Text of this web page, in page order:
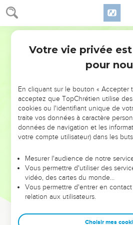
NE MANQUEZ PAS
DE
ET SI LEURS ERREURS
VOTRES ?
leur foi ou leur vision. Mais on voit
et les saisons difficiles qu'ils ont
sont elles qui les ont
Dans cette conférence, leaders,
clés pour avancer avec plus de
Votre vie privée
pour
En cliquant sur le bouton « Accepter
acceptez que TopChrétien utilise
cookies ou l'identifiant unique de
traite vos données à caractère
données de navigation et les
votre compte utilisateur) dans les
Mesurer l'audience de notre
Vous permettre d'utiliser des
vidéo, des cartes du monde…
Vous permettre d'entrer en
relation aux utilisateurs.
Choisir mes